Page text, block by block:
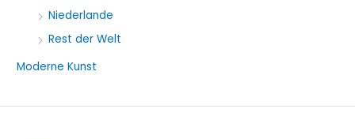
Niederlande
Rest der Welt
Moderne Kunst